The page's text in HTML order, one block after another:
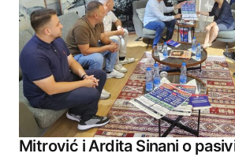
Mitrović i Ardita Sinani o